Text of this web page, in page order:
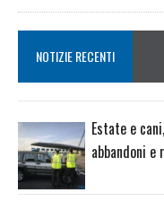
NOTIZIE RECENTI
Estate e
abbandoni